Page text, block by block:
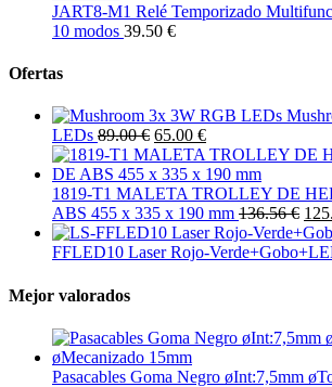
JART8-M1 Relé Temporizado
10 modos 39.50 €
Ofertas
LEDs 89.00 € 65.00 €
1819-T1 MALETA TROLLEY DE
ABS 455 x 335 x 190 mm 136.56 €
FFLED10 Laser Rojo-
Mejor valorados
Pasacables Goma Negro øInt:7,5mm